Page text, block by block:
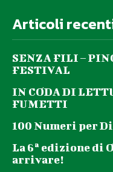
Articoli
SENZA FILI –
FESTIVAL
IN CODA DI
FUMETTI
100 Numeri per
La 6ª edizione di
arrivare!